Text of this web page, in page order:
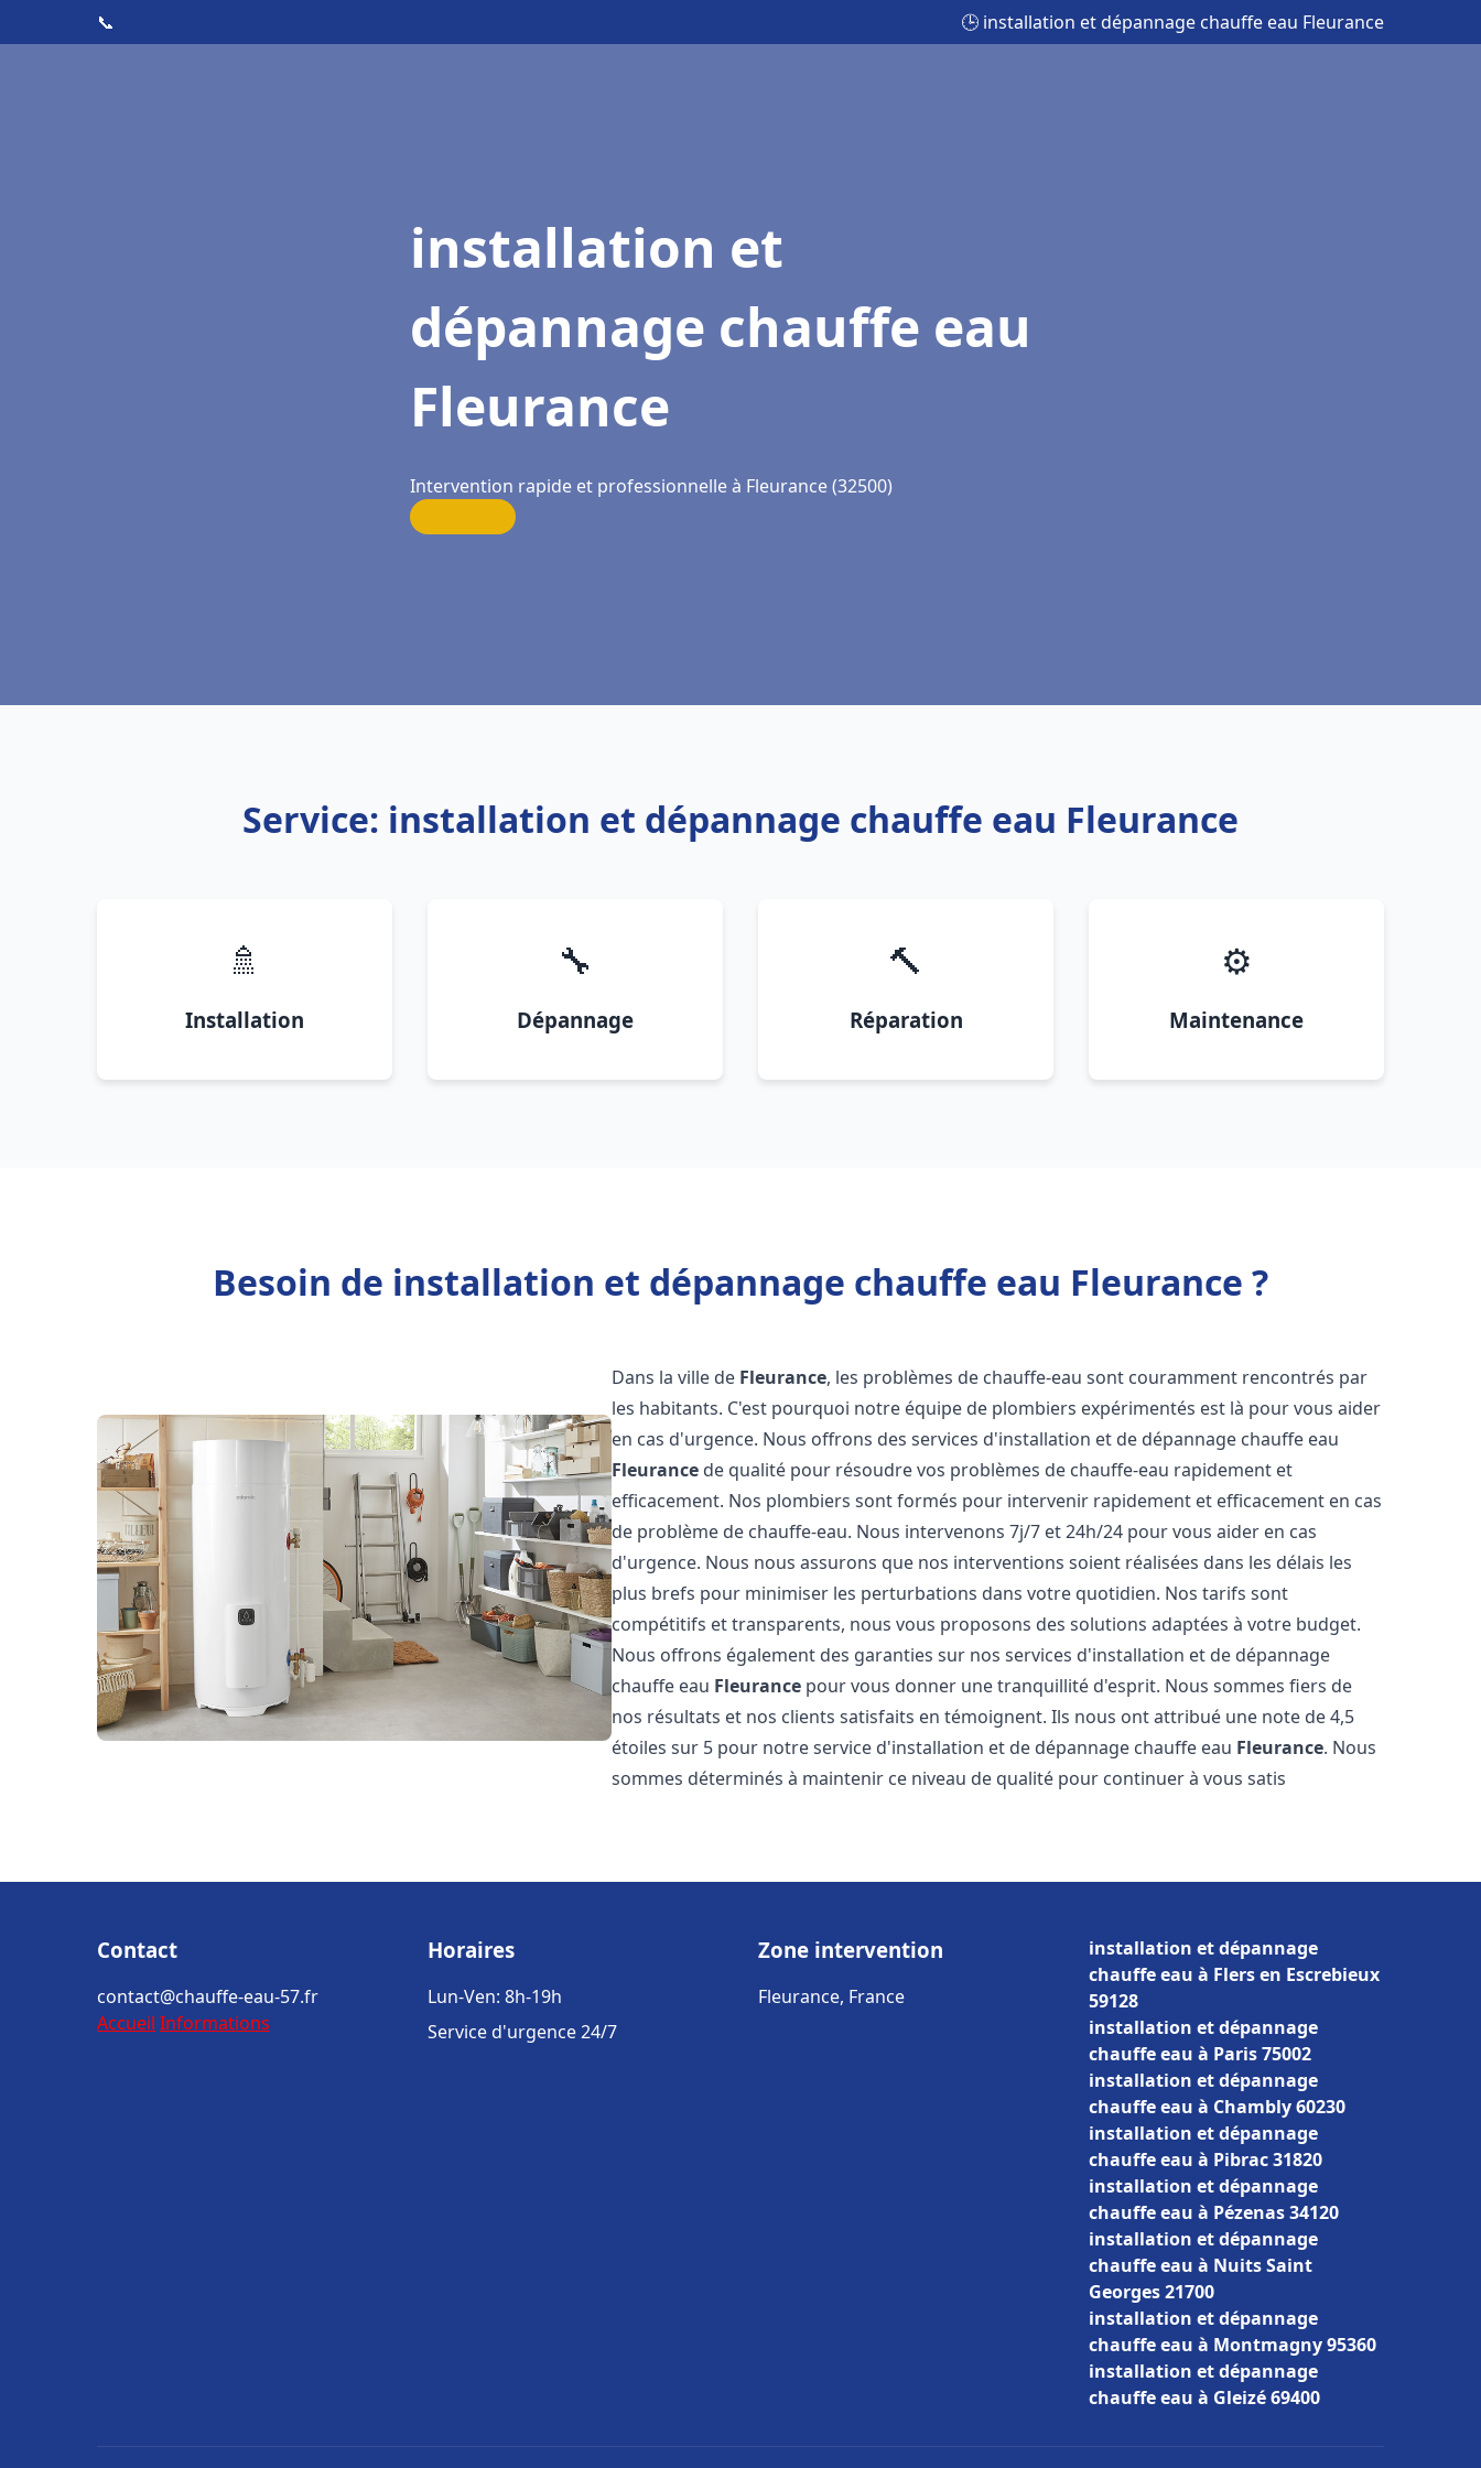
📞 🕒 installation et dépannage chauffe eau Fleurance
installation et
dépannage chauffe eau
Fleurance
Intervention rapide et professionnelle à Fleurance (32500)
Service: installation et dépannage chauffe eau Fleurance
🚿
Installation
🔧
Dépannage
🔨
Réparation
⚙️
Maintenance
Besoin de installation et dépannage chauffe eau Fleurance ?
Dans la ville de Fleurance, les problèmes de chauffe-eau sont couramment rencontrés par
les habitants. C'est pourquoi notre équipe de plombiers expérimentés est là pour vous aider
en cas d'urgence. Nous offrons des services d'installation et de dépannage chauffe eau
Fleurance de qualité pour résoudre vos problèmes de chauffe-eau rapidement et
efficacement. Nos plombiers sont formés pour intervenir rapidement et efficacement en cas
de problème de chauffe-eau. Nous intervenons 7j/7 et 24h/24 pour vous aider en cas
d'urgence. Nous nous assurons que nos interventions soient réalisées dans les délais les
plus brefs pour minimiser les perturbations dans votre quotidien. Nos tarifs sont
compétitifs et transparents, nous vous proposons des solutions adaptées à votre budget.
Nous offrons également des garanties sur nos services d'installation et de dépannage
chauffe eau Fleurance pour vous donner une tranquillité d'esprit. Nous sommes fiers de
nos résultats et nos clients satisfaits en témoignent. Ils nous ont attribué une note de 4,5
étoiles sur 5 pour notre service d'installation et de dépannage chauffe eau Fleurance. Nous
sommes déterminés à maintenir ce niveau de qualité pour continuer à vous satis
Contact
contact@chauffe-eau-57.fr
Accueil Informations
Horaires
Lun-Ven: 8h-19h
Service d'urgence 24/7
Zone intervention
Fleurance, France
installation et dépannage
chauffe eau à Flers en Escrebieux
59128
installation et dépannage
chauffe eau à Paris 75002
installation et dépannage
chauffe eau à Chambly 60230
installation et dépannage
chauffe eau à Pibrac 31820
installation et dépannage
chauffe eau à Pézenas 34120
installation et dépannage
chauffe eau à Nuits Saint
Georges 21700
installation et dépannage
chauffe eau à Montmagny 95360
installation et dépannage
chauffe eau à Gleizé 69400